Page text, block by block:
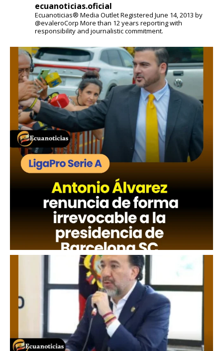
ecuanoticias.oficial
Ecuanoticias® Media OutletRegistered June 14, 2013 by
@evaleroCorp More than 12 years reporting with
responsibility and journalistic commitment.